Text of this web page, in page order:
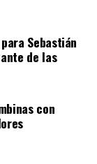
Sebastián
de las
con